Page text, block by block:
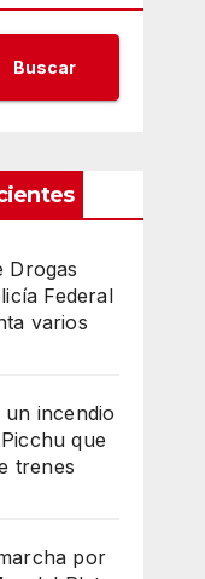
Buscar
Drogas
Federal
varios
incendio
que
trenes
por